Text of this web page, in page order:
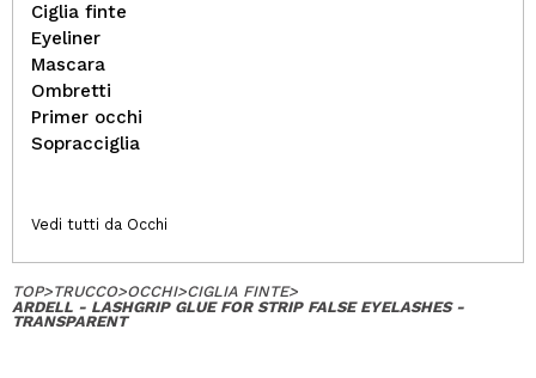
Ciglia finte
Eyeliner
Mascara
Ombretti
Primer occhi
Sopracciglia
Vedi tutti da Occhi
TOP>TRUCCO>OCCHI>CIGLIA FINTE>
ARDELL - LASHGRIP GLUE FOR STRIP FALSE EYELASHES -
TRANSPARENT